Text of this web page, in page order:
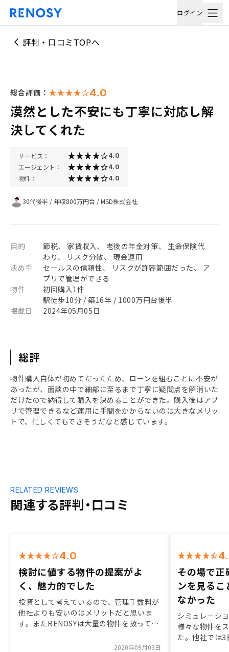
ログイン
評判・口コミTOPへ
総合評価： 4.0
漠然とした不安にも丁寧に対応し解
決してくれた
サービス： 4.0
エージェント： 4.0
物件： 4.0
30代後半 / 年収800万円台 /MSD株式会社
目的
節税、 家賃収入、 老後の年金対策、 生命保険代
わり、 リスク分散、 現金運用
決め手
セールスの信頼性、 リスクが許容範囲だった、 ア
プリで管理ができる
物件
初回購入1件
駅徒歩10分 / 築16年 / 1000万円台後半
掲載日
2024年05月05日
総評
物件購入自体が初めてだったため、ローンを組むことに不安が
あったが、面談の中で細部に至るまで丁寧に疑問点を解消いた
だけたので納得して購入を決めることができた。購入後はアプ
リで管理できるなど運用に手間をかからないのは大きなメリッ
トで、忙しくてもできそうだなと感じています。
関連する評判・口コミ
RELATED REVIEWS
4.0
検討に値する物件の提案がよ
く、魅力的でした
投資として考えているので、管理手数料が
他社よりも安いのはメリットだと思いま
す。またRENOSYは大量の物件を扱ってい
に値するものが多かった印象があります。
2020年09月03日
その場で正
ンを見る
なかった
シミュレーシ
様々な物件を
た。他社では